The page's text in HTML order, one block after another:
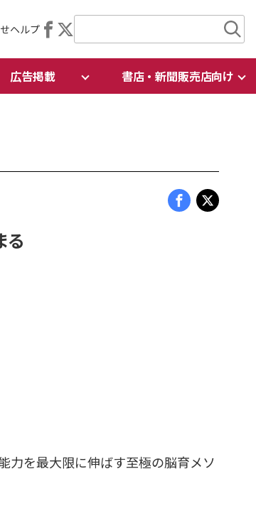
ヘルプ
広告掲載 書店・新聞販売店向け
る
力を最大限に伸ばす至極の脳育メソ